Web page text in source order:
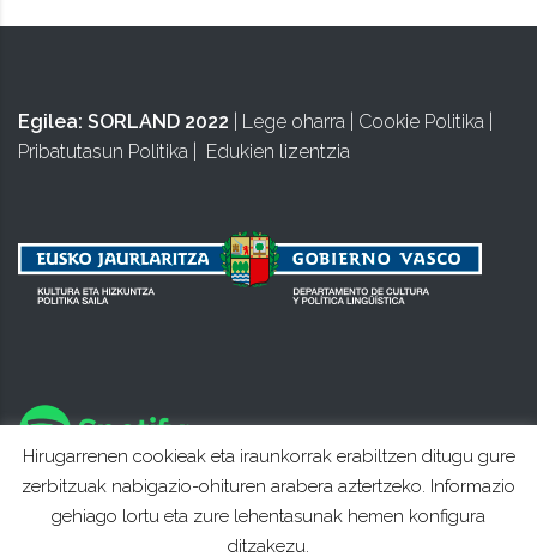
Egilea: SORLAND 2022 Lege oharra Cookie Politika
Pribatutasun Politika
Edukien lizentzia
Hirugarrenen cookieak eta iraunkorrak erabiltzen ditugu gure
zerbitzuak nabigazio-ohituren arabera aztertzeko. Informazio
gehiago lortu eta zure lehentasunak hemen konfigura
ditzakezu.